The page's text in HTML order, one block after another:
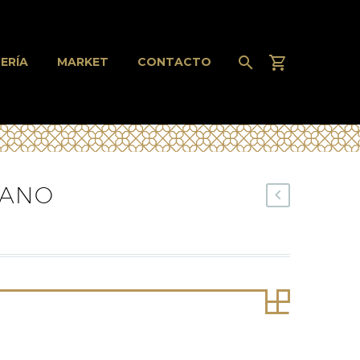
MARKET CONTACTO